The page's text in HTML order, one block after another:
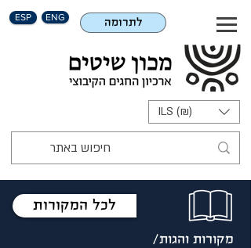
ESP ENG לתרומה
ILS (₪)
לכל המקורות
מקורות והגות/